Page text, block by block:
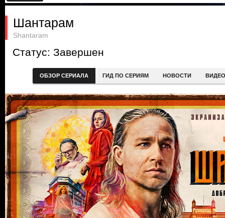
Шантарам
Shantaram
Статус: Завершен
ОБЗОР СЕРИАЛА ГИД ПО СЕРИЯМ НОВОСТИ ВИДЕО